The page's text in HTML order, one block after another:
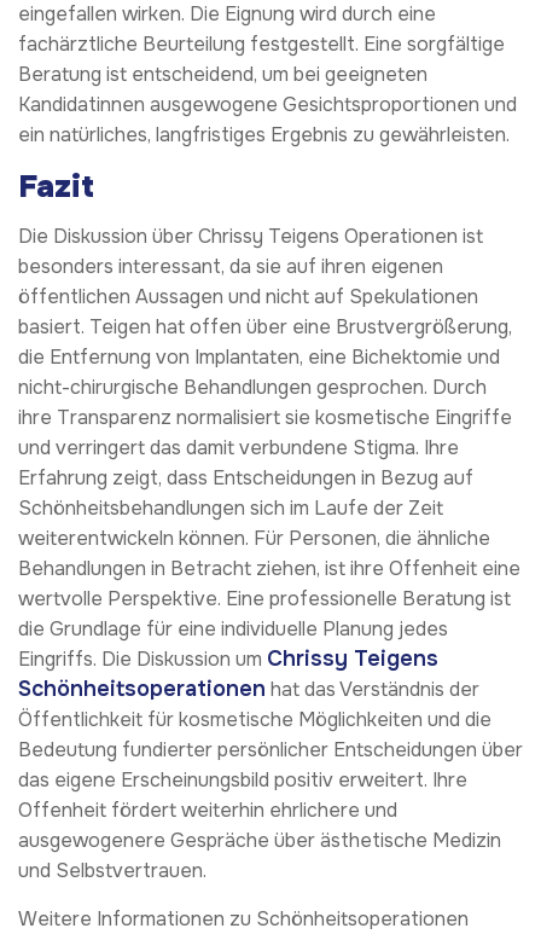
eingefallen wirken. Die Eignung wird durch eine
fachärztliche Beurteilung festgestellt. Eine sorgfältige
Beratung ist entscheidend, um bei geeigneten
Kandidatinnen ausgewogene Gesichtsproportionen und
ein natürliches, langfristiges Ergebnis zu gewährleisten.
Fazit
Die Diskussion über Chrissy Teigens Operationen ist
besonders interessant, da sie auf ihren eigenen
öffentlichen Aussagen und nicht auf Spekulationen
basiert. Teigen hat offen über eine Brustvergrößerung,
die Entfernung von Implantaten, eine Bichektomie und
nicht-chirurgische Behandlungen gesprochen. Durch
ihre Transparenz normalisiert sie kosmetische Eingriffe
und verringert das damit verbundene Stigma. Ihre
Erfahrung zeigt, dass Entscheidungen in Bezug auf
Schönheitsbehandlungen sich im Laufe der Zeit
weiterentwickeln können. Für Personen, die ähnliche
Behandlungen in Betracht ziehen, ist ihre Offenheit eine
wertvolle Perspektive. Eine professionelle Beratung ist
die Grundlage für eine individuelle Planung jedes
Eingriffs. Die Diskussion um Chrissy Teigens
Schönheitsoperationen hat das Verständnis der
Öffentlichkeit für kosmetische Möglichkeiten und die
Bedeutung fundierter persönlicher Entscheidungen über
das eigene Erscheinungsbild positiv erweitert. Ihre
Offenheit fördert weiterhin ehrlichere und
ausgewogenere Gespräche über ästhetische Medizin
und Selbstvertrauen.
Weitere Informationen zu Schönheitsoperationen